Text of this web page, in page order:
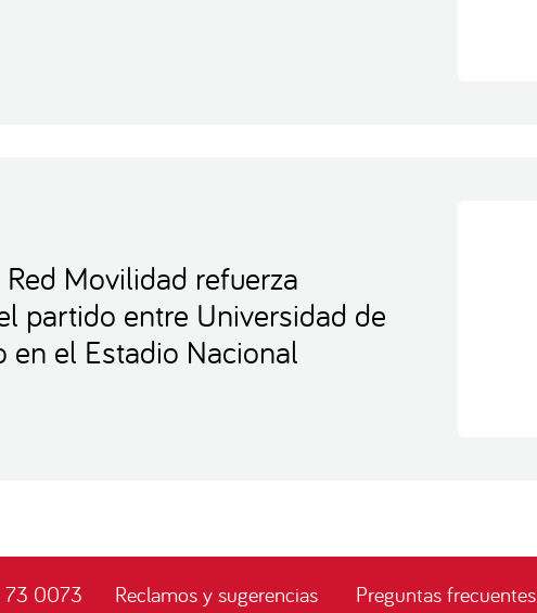
Movilidad refuerza
partido entre Universidad de
en el Estadio Nacional
0073 Reclamos y sugerencias Preguntas frecuentes